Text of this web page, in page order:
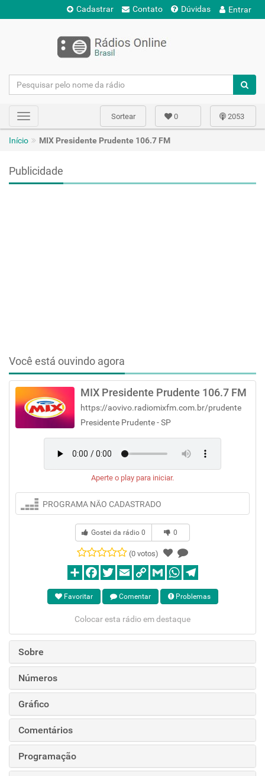
Cadastrar Contato Dúvidas Entrar
Toggle
navigation
2053
0
Sortear
Início MIX Presidente Prudente 106.7 FM
Publicidade
Você está ouvindo agora
MIX Presidente Prudente 106.7 FM
https://aovivo.radiomixfm.com.br/prudente
Presidente Prudente - SP
Aperte o play para iniciar.
PROGRAMA NÃO CADASTRADO
Gostei da rádio 0 0
(0 votos)
Favoritar Comentar Problemas
Colocar esta rádio em destaque
Sobre
Números
Gráfico
Comentários
Programação